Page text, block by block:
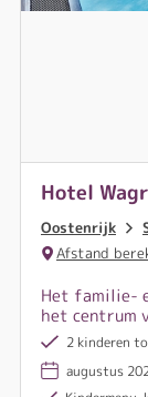
Hotel
Oostenrijk
Afstand
Het familie-
het centrum
zomerdagen
2 kinderen
augustus